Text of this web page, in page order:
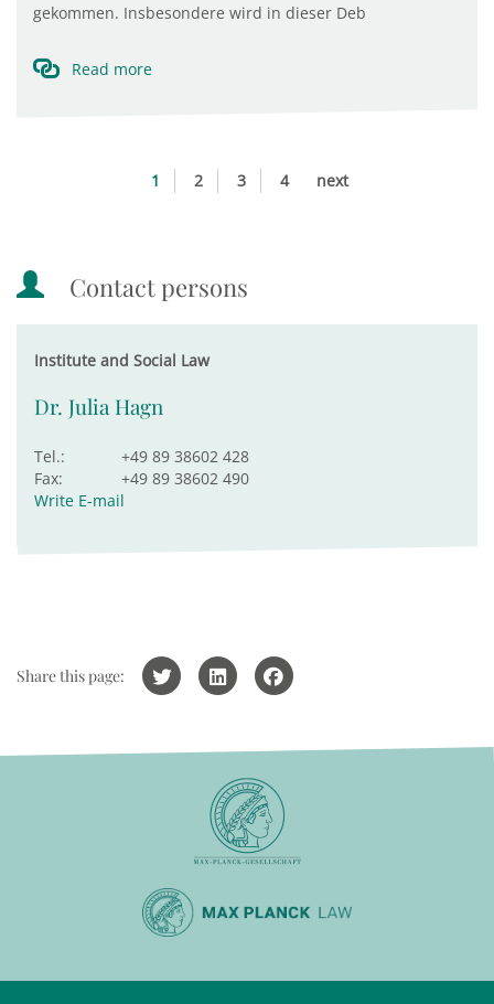
gekommen. Insbesondere wird in dieser Deb
Read more
1 2 3 4 next
Contact persons
Institute and Social Law
Dr. Julia Hagn
Tel.:
+49 89 38602 428
Fax:
+49 89 38602 490
Write E-mail
Share this page: